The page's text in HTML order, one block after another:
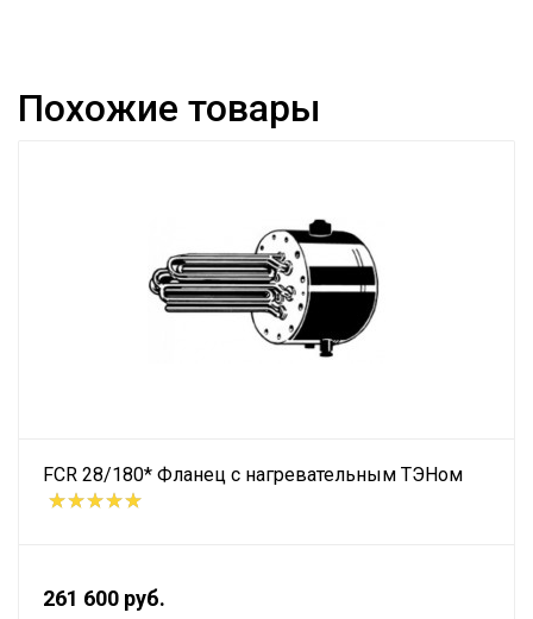
Похожие товары
FCR 28/180* Фланец с нагревательным ТЭНом
261 600 руб.